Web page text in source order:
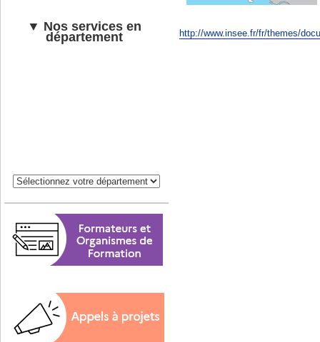
▼ Nos services en
département http://www.insee.fr/fr/themes/